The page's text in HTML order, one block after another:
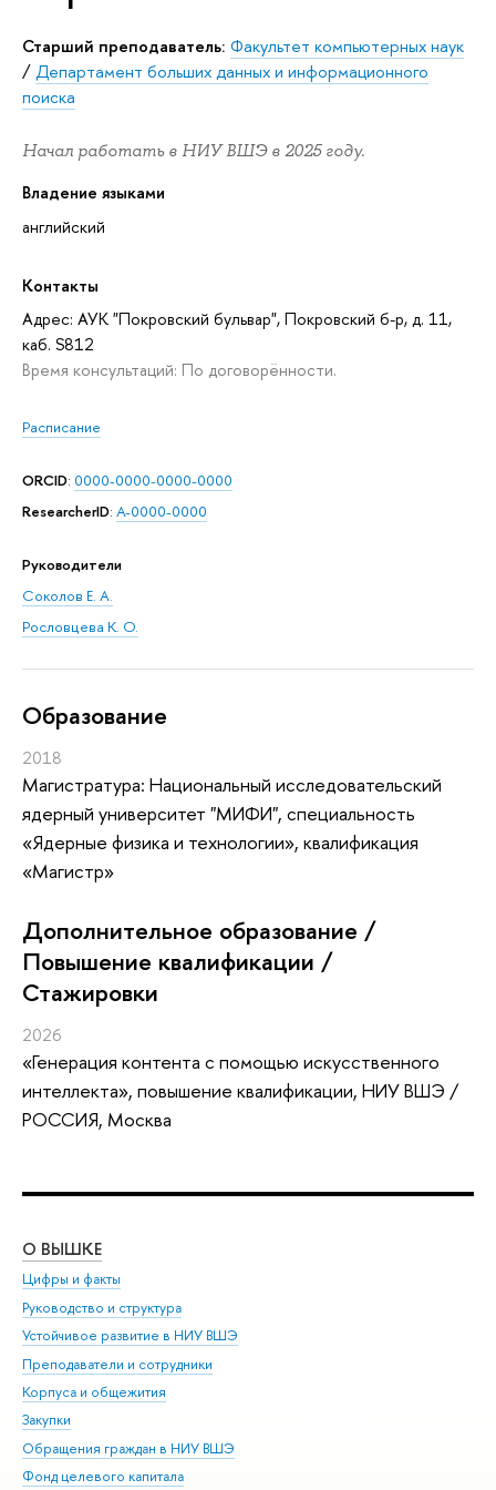
Старший преподаватель: Факультет компьютерных наук
/Департамент больших данных и информационного
поиска
Начал работать в НИУ ВШЭ в 2025 году.
Владение языками
английский
Контакты
Адрес: АУК "Покровский бульвар", Покровский б-р, д. 11,
каб. S812
Время консультаций: По договорённости.
Расписание
ORCID: 0000-0000-0000-0000
ResearcherID: A-0000-0000
Руководители
Соколов Е. А.
Рословцева К. О.
Oбразование
2018
Магистратура: Национальный исследовательский
ядерный университет "МИФИ", специальность
«Ядерные физика и технологии», квалификация
«Магистр»
Дополнительное образование /
Повышение квалификации /
Стажировки
2026
«Генерация контента с помощью искусственного
интеллекта», повышение квалификации, НИУ ВШЭ /
РОССИЯ, Москва
О ВЫШКЕ
Цифры и факты
Руководство и структура
Устойчивое развитие в НИУ ВШЭ
Преподаватели и сотрудники
Корпуса и общежития
Закупки
Обращения граждан в НИУ ВШЭ
Фонд целевого капитала